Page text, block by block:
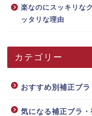
楽なのにスッキリな
ッタリな理由
カテゴリー
おすすめ別補正ブ
気になる補正ブラ